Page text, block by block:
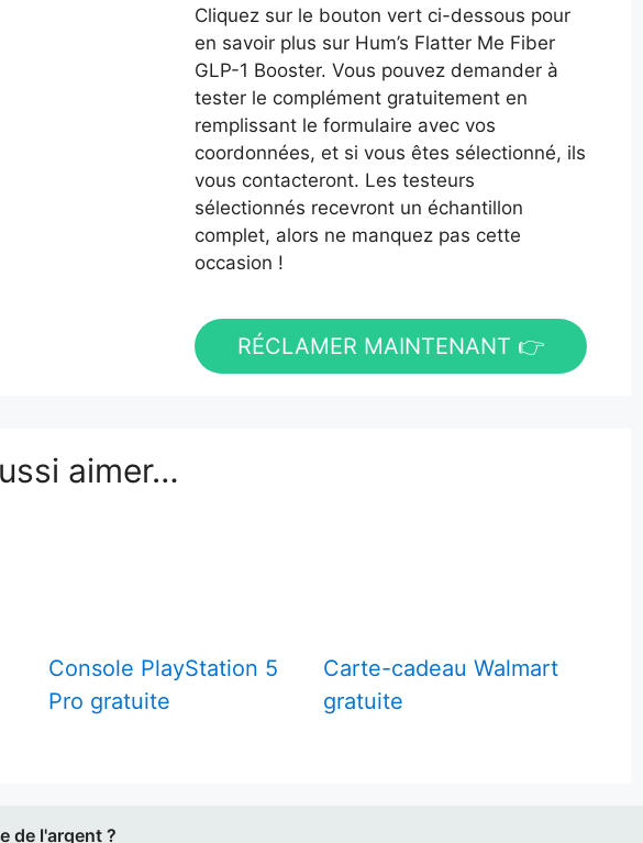
Cliquez sur le bouton vert ci-dessous pour
en savoir plus sur Hum’s Flatter Me Fiber
GLP-1 Booster. Vous pouvez demander à
tester le complément gratuitement en
remplissant le formulaire avec vos
coordonnées, et si vous êtes sélectionné, ils
vous contacteront. Les testeurs
sélectionnés recevront un échantillon
complet, alors ne manquez pas cette
occasion !
RÉCLAMER MAINTENANT 👉
aimer…
Console PlayStation 5
Pro gratuite
Carte-cadeau Walmart
gratuite
de l'argent ?